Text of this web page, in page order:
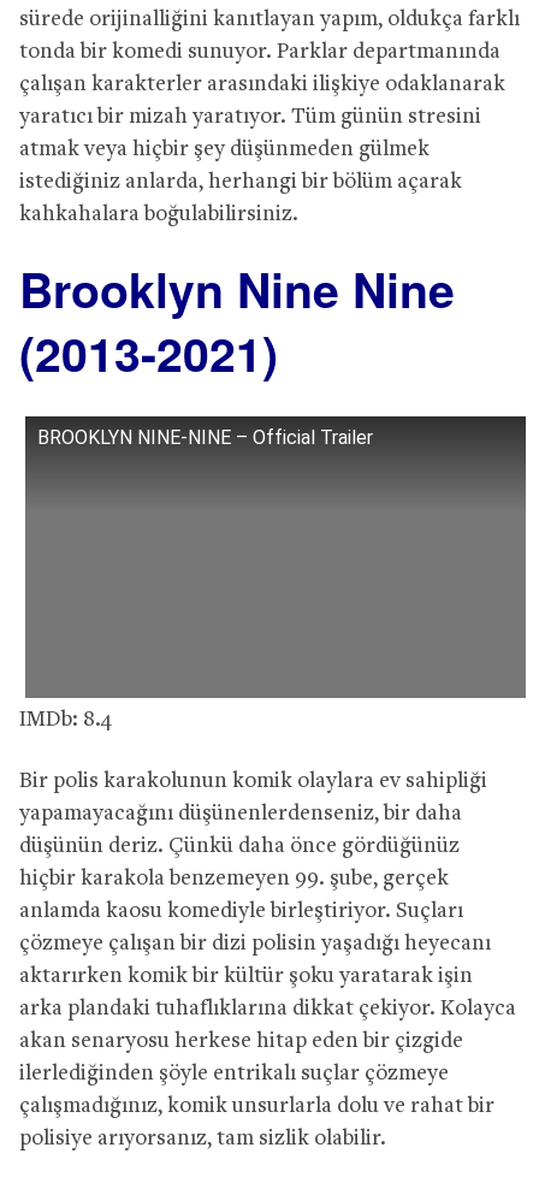
sürede orijinalliğini kanıtlayan yapım, oldukça farklı
tonda bir komedi sunuyor. Parklar departmanında
çalışan karakterler arasındaki ilişkiye odaklanarak
yaratıcı bir mizah yaratıyor. Tüm günün stresini
atmak veya hiçbir şey düşünmeden gülmek
istediğiniz anlarda, herhangi bir bölüm açarak
kahkahalara boğulabilirsiniz.
Brooklyn Nine Nine
(2013-2021)
BROOKLYN NINE-NINE – Official Trailer
IMDb: 8.4
Bir polis karakolunun komik olaylara ev sahipliği
yapamayacağını düşünenlerdenseniz, bir daha
düşünün deriz. Çünkü daha önce gördüğünüz
hiçbir karakola benzemeyen 99. şube, gerçek
anlamda kaosu komediyle birleştiriyor. Suçları
çözmeye çalışan bir dizi polisin yaşadığı heyecanı
aktarırken komik bir kültür şoku yaratarak işin
arka plandaki tuhaflıklarına dikkat çekiyor. Kolayca
akan senaryosu herkese hitap eden bir çizgide
ilerlediğinden şöyle entrikalı suçlar çözmeye
çalışmadığınız, komik unsurlarla dolu ve rahat bir
polisiye arıyorsanız, tam sizlik olabilir.